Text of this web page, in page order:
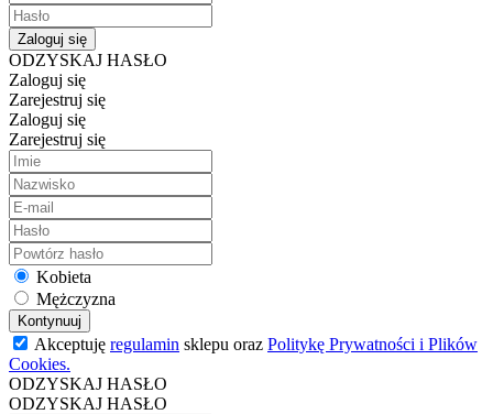
Zaloguj się
ODZYSKAJ HASŁO
Zaloguj się
Zarejestruj się
Zaloguj się
Zarejestruj się
Kobieta
Mężczyzna
Kontynuuj
Akceptuję regulamin sklepu oraz Politykę Prywatności i Plików
Cookies.
ODZYSKAJ HASŁO
ODZYSKAJ HASŁO